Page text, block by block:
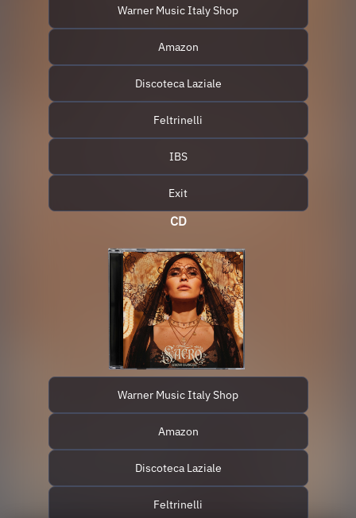
Warner Music Italy Shop
Amazon
Discoteca Laziale
Feltrinelli
IBS
Exit
CD
Warner Music Italy Shop
Amazon
Discoteca Laziale
Feltrinelli